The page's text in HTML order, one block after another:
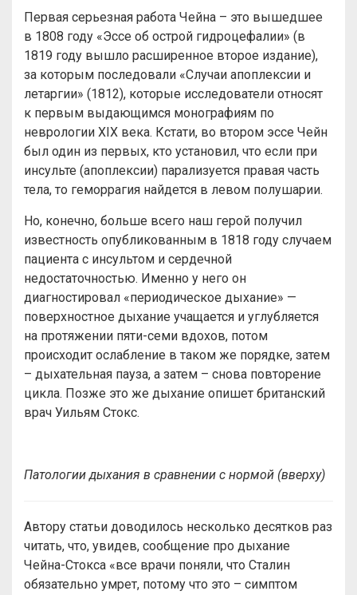
Первая серьезная работа Чейна – это вышедшее
в 1808 году «Эссе об острой гидроцефалии» (в
1819 году вышло расширенное второе издание),
за которым последовали «Случаи апоплексии и
летаргии» (1812), которые исследователи относят
к первым выдающимся монографиям по
неврологии XIX века. Кстати, во втором эссе Чейн
был один из первых, кто установил, что если при
инсульте (апоплексии) парализуется правая часть
тела, то геморрагия найдется в левом полушарии.
Но, конечно, больше всего наш герой получил
известность опубликованным в 1818 году случаем
пациента с инсультом и сердечной
недостаточностью. Именно у него он
диагностировал «периодическое дыхание» —
поверхностное дыхание учащается и углубляется
на протяжении пяти-семи вдохов, потом
происходит ослабление в таком же порядке, затем
– дыхательная пауза, а затем – снова повторение
цикла. Позже это же дыхание опишет британский
врач Уильям Стокс.
Патологии дыхания в сравнении с нормой (вверху)
Автору статьи доводилось несколько десятков раз
читать, что, увидев, сообщение про дыхание
Чейна-Стокса «все врачи поняли, что Сталин
обязательно умрет, потому что это – симптом